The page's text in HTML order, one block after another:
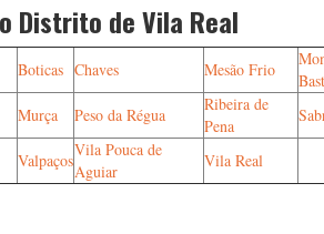
Distrito de Vila Real
Boticas Chaves Mesão Frio
Murça Peso da Régua
Ribeira de
Pena
Valpaços
Vila Pouca de
Aguiar
Vila Real